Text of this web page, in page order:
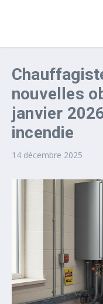
nouvelles
janvier
incendie
14 décembre 2025